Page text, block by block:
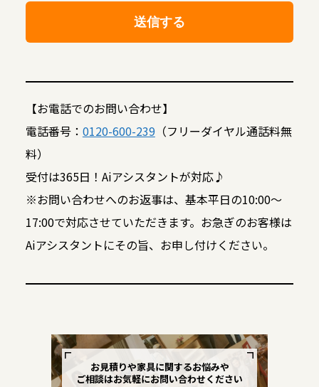
【お電話でのお問い合わせ】
電話番号： 0120-600-239（フリーダイヤル通話料無
料）
受付は365日！Aiアシスタントが対応♪
※お問い合わせへのお返事は、基本平日の10:00～
17:00で対応させていただきます。お急ぎのお客様は
Aiアシスタントにその旨、お申し付けください。
お見積りや家具に関するお悩みや
ご相談はお気軽にお問い合わせください